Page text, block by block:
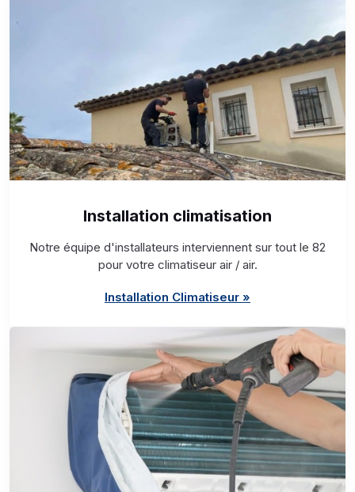
Installation climatisation
Notre équipe d'installateurs interviennent sur tout le 82
pour votre climatiseur air / air.
Installation Climatiseur »